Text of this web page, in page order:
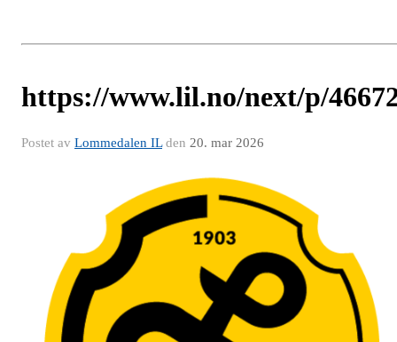
https://www.lil.no/next/p/
Postet av Lommedalen ILden 20. mar 2026